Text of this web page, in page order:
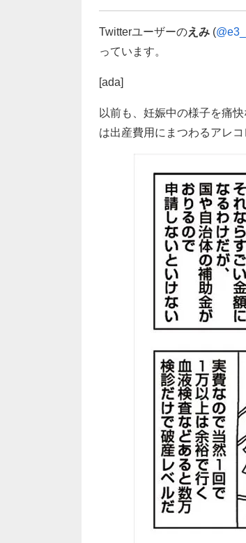
Twitterユーザーのえみ (
っています。
[ada]
以前も、妊娠中の様子を痛
は出産費用にまつわるアレ